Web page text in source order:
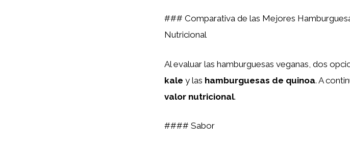
### Comparativa de las Mejores
Nutricional
Al evaluar las hamburguesas veganas, dos
kale y las hamburguesas de quinoa. A
valor nutricional.
#### Sabor